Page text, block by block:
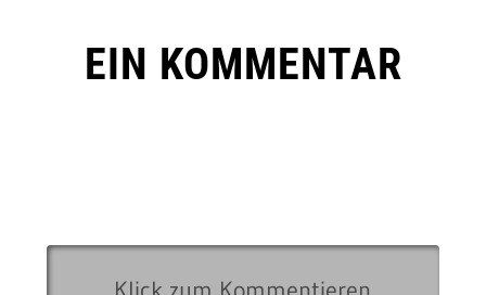
EIN KOMMENTAR